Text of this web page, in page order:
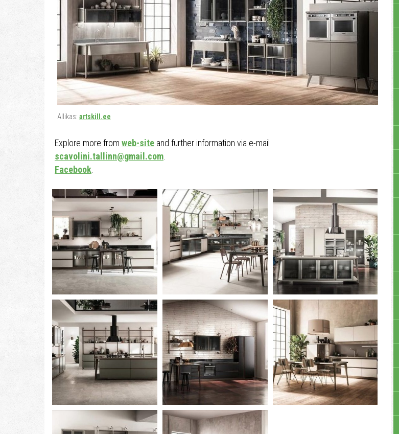
Allikas: artskill.ee
Explore more from web-site and further information via e-mail
scavolini.tallinn@gmail.com
Facebook